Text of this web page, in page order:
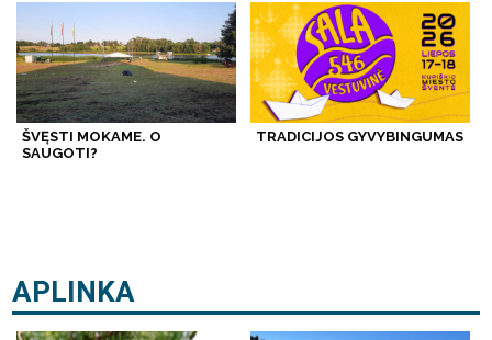
ŠVĘSTI MOKAME. O
SAUGOTI?
TRADICIJOS GYVYBINGUMAS
APLINKA